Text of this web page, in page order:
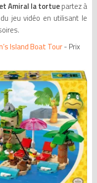
Amiral la tortuepartez à
jeu vidéo en utilisant le
Island Boat Tour- Prix